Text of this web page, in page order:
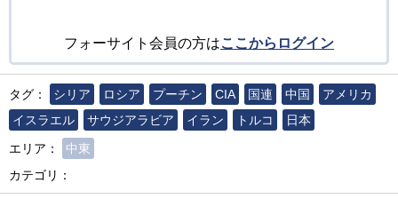
フォーサイト会員の方はここからログイン
タグ： シリア ロシア プーチン CIA 国連 中国
アメリカ
イスラエル
サウジアラビア イラン トルコ
日本
エリア：
中東
カテゴリ：